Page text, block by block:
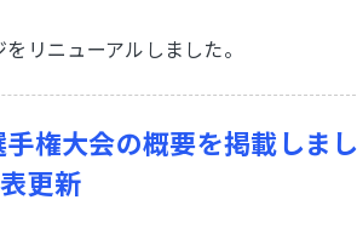
リニューアルしました。
権大会の概要を掲載しまし
更新